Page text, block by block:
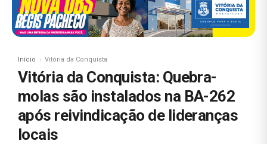
Início Vitória da Conquista
Vitória da Conquista: Quebra-
molas são instalados na BA-262
após reivindicação de lideranças
locais